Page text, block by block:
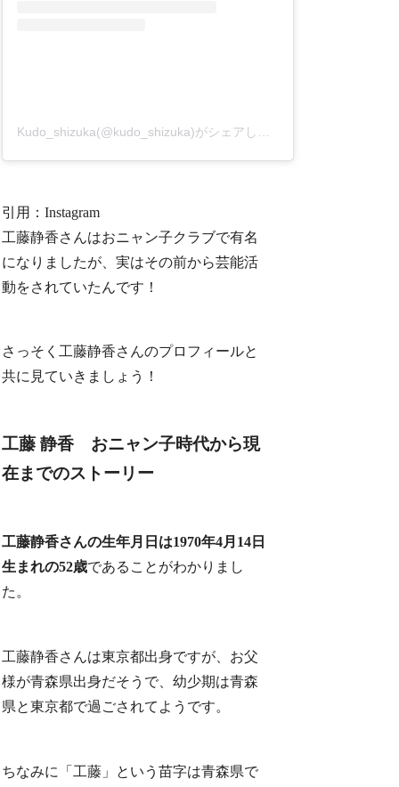
引用：Instagram
工藤静香さんはおニャン子クラブで有名
になりましたが、実はその前から芸能活
動をされていたんです！
さっそく工藤静香さんのプロフィールと
共に見ていきましょう！
工藤 静香 おニャン子時代から現
在までのストーリー
工藤静香さんの生年月日は1970年4月14日
生まれの52歳であることがわかりまし
た。
工藤静香さんは東京都出身ですが、お父
様が青森県出身だそうで、幼少期は青森
県と東京都で過ごされてようです。
ちなみに「工藤」という苗字は青森県で